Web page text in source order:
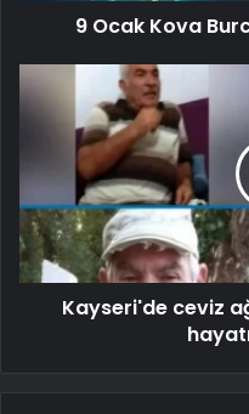
9 Ocak Kova
Kayseri'de ceviz